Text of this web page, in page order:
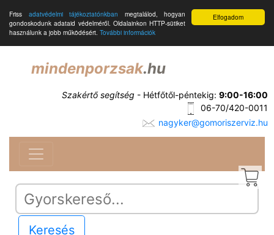
Elfogadom
Friss adatvédelmi tájékoztatónkban megtalálod, hogyan
gondoskodunk adataid védelméről. Oldalainkon HTTP-sütiket
használunk a jobb működésért. További információk
mindenporzsak.hu
Szakértő segítség - Hétfőtől-péntekig: 9:00-16:00
06-70/420-0011
nagyker@gomoriszerviz.hu
Keresés